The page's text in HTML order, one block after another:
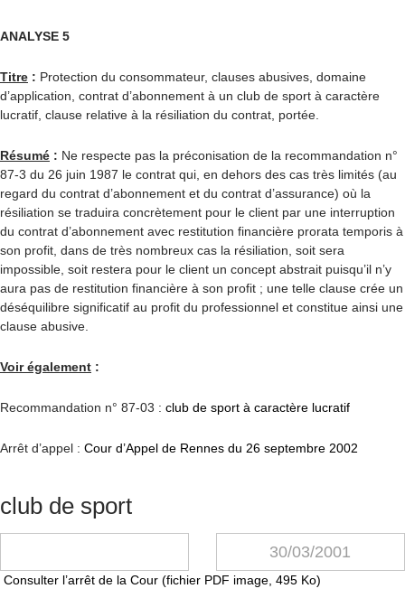
ANALYSE 5
Titre : Protection du consommateur, clauses abusives, domaine
d’application, contrat d’abonnement à un club de sport à caractère
lucratif, clause relative à la résiliation du contrat, portée.
Résumé : Ne respecte pas la préconisation de la recommandation n°
87-3 du 26 juin 1987 le contrat qui, en dehors des cas très limités (au
regard du contrat d’abonnement et du contrat d’assurance) où la
résiliation se traduira concrètement pour le client par une interruption
du contrat d’abonnement avec restitution financière prorata temporis à
son profit, dans de très nombreux cas la résiliation, soit sera
impossible, soit restera pour le client un concept abstrait puisqu’il n’y
aura pas de restitution financière à son profit ; une telle clause crée un
déséquilibre significatif au profit du professionnel et constitue ainsi une
clause abusive.
Voir également :
Recommandation n° 87-03 : club de sport à caractère lucratif
Arrêt d’appel : Cour d’Appel de Rennes du 26 septembre 2002
club de sport
30/03/2001
Consulter l’arrêt de la Cour (fichier PDF image, 495 Ko)